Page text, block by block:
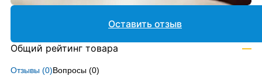
Отзывы (0)Вопросы (0)
Оставить отзыв
Общий рейтинг товара —